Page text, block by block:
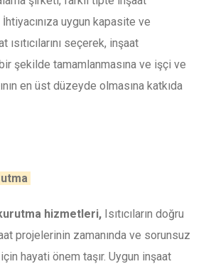
İhtiyacınıza uygun kapasite ve
seçerek, inşaat
şekilde tamamlanmasına ve işçi ve
en üst düzeyde olmasına katkıda
hizmetleri, Isıtıcıların doğru
projelerinin zamanında ve sorunsuz
hayati önem taşır. Uygun inşaat